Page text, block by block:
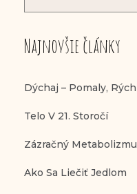
Najnovšie články
Dýchaj – Pomaly,
Telo V 21. Storočí
Zázračný
Ako Sa Liečiť Jedlom